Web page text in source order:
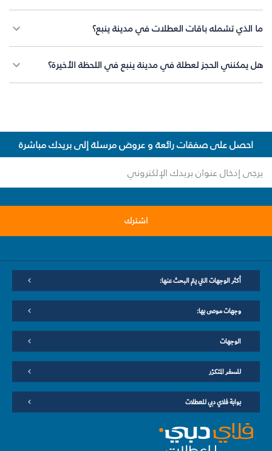
ما الذي تشمله باقات العطلات في مدينة ينبع؟
هل يمكنني الحجز لعطلة في مدينة ينبع في اللحظة الأخيرة؟
احصل على صفقات رائعة و عروض مرسلة إلى بريدك مباشرة
اشترك
أكثر الوجهات التي يتم البحث عنها:
وجهات موصى بها:
الوجهات
للسفر المتكرّر
بوابة فلاي دبي للعطلات